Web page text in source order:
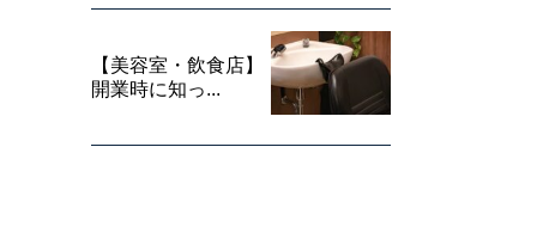
【美容室・飲食店】
開業時に知っ...